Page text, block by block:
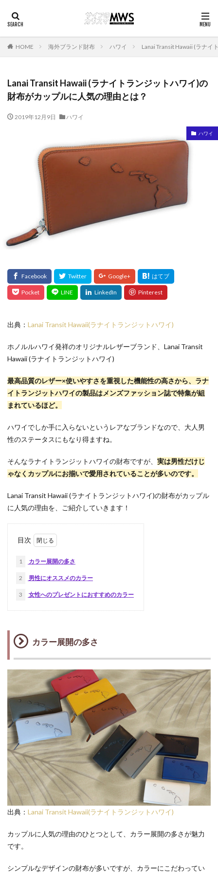
HOME 海外ブランド財布 ハワイ Lanai Transit Hawaii (ラナイ
Lanai Transit Hawaii (ラナイトランジットハワイ)の
財布がカップルに人気の理由とは？
2019年12月9日 ハワイ
ハワイ
出典： Lanai Transit Hawaii(ラナイトランジットハワイ)
ホノルルハワイ発祥のオリジナルレザーブランド、Lanai Transit
Hawaii (ラナイトランジットハワイ)
最高品質のレザー×使いやすさを重視した機能性の高さから、ラナ
イトランジットハワイの製品はメンズファッション誌で特集が組
まれているほど。
ハワイでしか手に入らないというレアなブランドなので、大人男
性のステータスにもなり得ますね。
そんなラナイトランジットハワイの財布ですが、 実は男性だけじ
ゃなくカップルにお揃いで愛用されていることが多いのです。
Lanai Transit Hawaii (ラナイトランジットハワイ)の財布がカップル
に人気の理由を、ご紹介していきます！
目次
1 カラー展開の多さ
2 男性にオススメのカラー
3 女性へのプレゼントにおすすめのカラー
カラー展開の多さ
出典： Lanai Transit Hawaii(ラナイトランジットハワイ)
カップルに人気の理由のひとつとして、カラー展開の多さが魅力
です。
シンプルなデザインの財布が多いですが、カラーにこだわってい